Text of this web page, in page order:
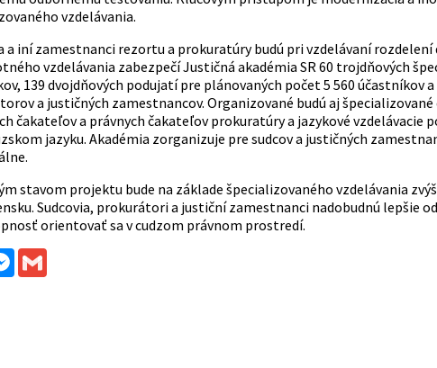
vzdelávania.
a iní zamestnanci rezortu a prokuratúry budú pri vzdelávaní rozdelení
vzdelávania zabezpečí Justičná akadémia SR 60 trojdňových
139 dvojdňových podujatí pre plánovaných počet 5 560 účastníkov
a justičných zamestnancov. Organizované budú aj
čakateľov a právnych čakateľov prokuratúry a jazykové
jazyku. Akadémia zorganizuje pre sudcov a justičných
stavom projektu bude na základe špecializovaného vzdelávania
Sudcovia, prokurátori a justiční zamestnanci nadobudnú lepšie
orientovať sa v cudzom právnom prostredí.
Messenger
Gmail